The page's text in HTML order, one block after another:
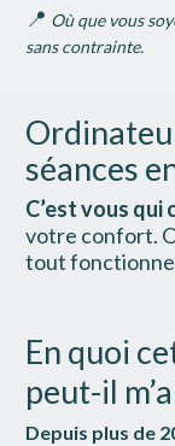
📍 Où que vous
sans contrainte.
séances
C’est vous qui
votre confort.
tout
En quoi
peut-il
Depuis plus de